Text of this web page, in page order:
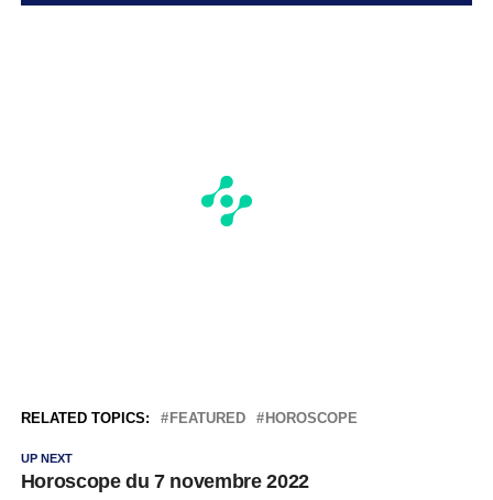
RELATED TOPICS: FEATURED HOROSCOPE
UP NEXT
Horoscope du 7 novembre 2022